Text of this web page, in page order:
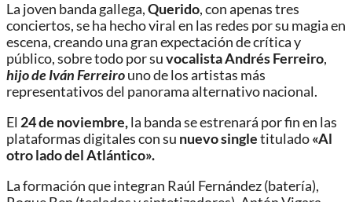
La joven banda gallega,Querido, con apenas tres
conciertos, se ha hecho viral en las redes por su magia en
escena, creando una gran expectación de crítica y
público, sobre todo por suvocalista Andrés Ferreiro,
hijo de Iván Ferreirouno de los artistas más
representativos del panorama alternativo nacional.
El 24 de noviembre,la banda se estrenará por fin en las
plataformas digitales con su nuevo singletitulado«Al
otro lado del Atlántico».
La formación que integran Raúl Fernández (batería),